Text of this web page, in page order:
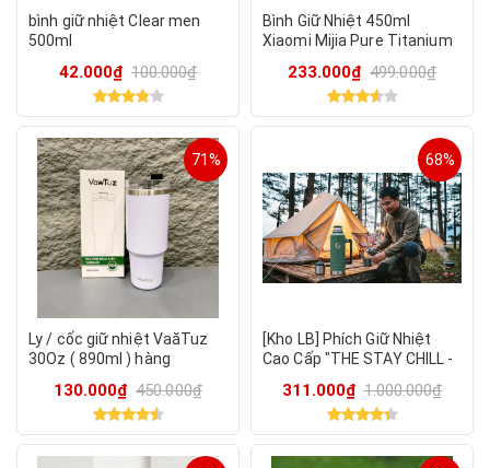
bình giữ nhiệt Clear men
500ml
42.000₫ 100.000₫
Bình Giữ Nhiệt 450ml
Xiaomi Mijia Pure Titanium
bền & an toàn
233.000₫ 499.000₫
71%
Ly / cốc giữ nhiệt VaăTuz
30Oz ( 890ml ) hàng
130.000₫ 450.000₫
68%
[Kho LB] Phích Giữ Nhiệt
Cao Cấp "THE STAY CHILL -
Large), giữ nhiệt 45h
311.000₫ 1.000.000₫